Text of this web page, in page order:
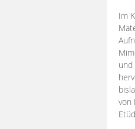
Im
und
von